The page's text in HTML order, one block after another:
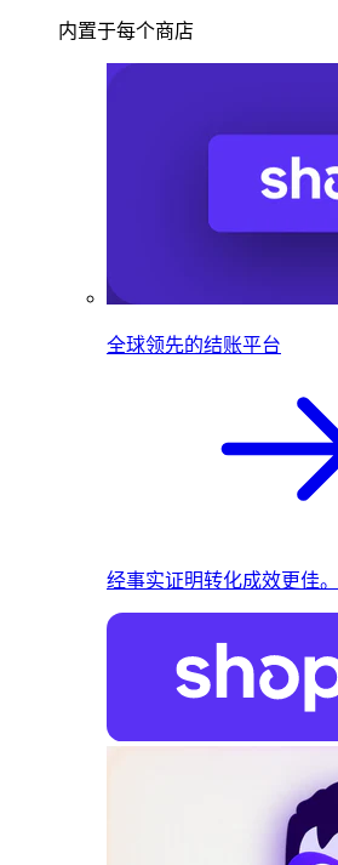
内置于每个商店
全球领先的结账平台
经事实证明转化成效更佳。